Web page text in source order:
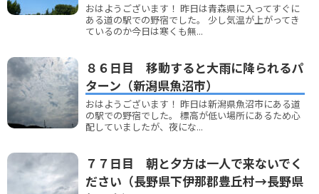
おはようございます！ 昨日は青森県に入ってすぐに
ある道の駅での野宿でした。 少し気温が上がってき
ているのか今日は寒くも無...
８６日目 移動すると大雨に降られるパ
ターン（新潟県魚沼市）
おはようございます！ 昨日は新潟県魚沼市にある道
の駅での野宿でした。 標高が低い場所にあるため心
配していましたが、夜にな...
７７日目 朝と夕方は一人で来ないでく
ださい（長野県下伊那郡豊丘村→長野県